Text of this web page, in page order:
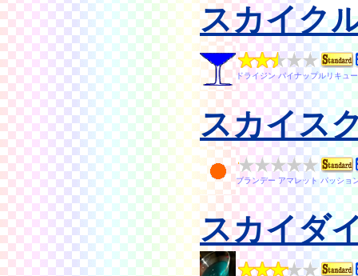
スカイク
ドライジン パイナップルリキュ
スカイス
ブランデー アマレット パッショ
スカイダ